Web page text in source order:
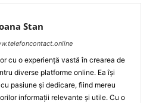
Stan
cu o experiență vastă în crearea de
diverse platforme online. Ea își
pasiune și dedicare, fiind mereu
informații relevante și utile. Cu o